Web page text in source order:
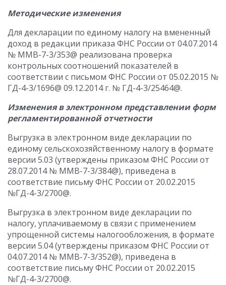
Методические изменения
Для декларации по единому налогу на вмененный
доход в редакции приказа ФНС России от 04.07.2014
№ ММВ-7-3/353@ реализована проверка
контрольных соотношений показателей в
соответствии с письмом ФНС России от 05.02.2015 №
ГД-4-3/1696@ 09.12.2014 г. № ГД-4-3/25464@.
Изменения в электронном представлении форм
регламентированной отчетности
Выгрузка в электронном виде декларации по
единому сельскохозяйственному налогу в формате
версии 5.03 (утверждены приказом ФНС России от
28.07.2014 № ММВ-7-3/384@), приведена в
соответствие письму ФНС России от 20.02.2015
№ГД-4-3/2700@.
Выгрузка в электронном виде декларации по
налогу, уплачиваемому в связи с применением
упрощенной системы налогообложения, в формате
версии 5.04 (утверждены приказом ФНС России от
04.07.2014 № ММВ-7-3/352@), приведена в
соответствие письму ФНС России от 20.02.2015
№ГД-4-3/2700@.